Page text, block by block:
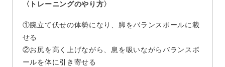
〈トレーニングのやり方〉
①腕立て伏せの体勢になり、脚をバランスボールに載
せる
②お尻を高く上げながら、息を吸いながらバランスボ
ールを体に引き寄せる